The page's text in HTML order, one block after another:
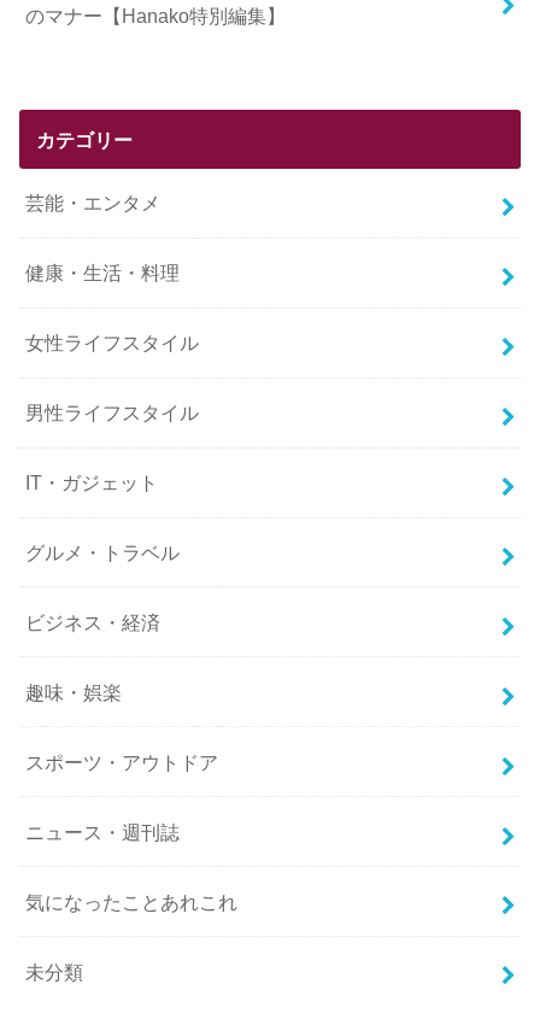
のマナー【Hanako特別編集】
カテゴリー
芸能・エンタメ
健康・生活・料理
女性ライフスタイル
男性ライフスタイル
IT・ガジェット
グルメ・トラベル
ビジネス・経済
趣味・娯楽
スポーツ・アウトドア
ニュース・週刊誌
気になったことあれこれ
未分類